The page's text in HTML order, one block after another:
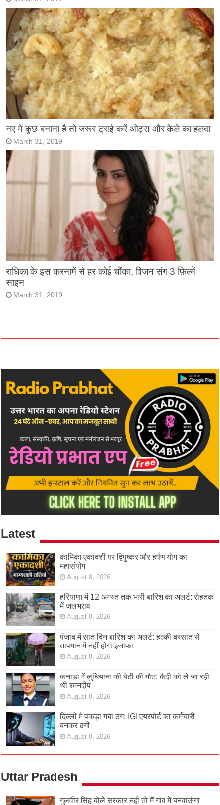
नए में कुछ बनाना है तो जरूर ट्राई करें ओट्स और केले का हलवा
March 31, 2019
राधिका के इस करनामें से हर कोई चौंका, विजन संग 3 फ़िल्में
साइन
March 31, 2019
Latest
कामिका एकादशी पर द्विपुष्कर और हर्षण योग का
महासंयोग
August 8, 2026
हरियाणा में 12 अगस्त तक भारी बारिश का अलर्ट: रोहतक
में जलभराव
August 8, 2026
पंजाब में सात दिन बारिश का अलर्ट: हल्की बरसात से
तापमान में नहीं होगा इजाफा
August 8, 2026
कनाडा में लुधियाना की बेटी की माैत: कैदी को ले जा रही
थीं रमनदीप
August 8, 2026
दिल्ली में पकड़ा गया ठग: IGI एयरपोर्ट का कर्मचारी
बनकर ठगी
August 8, 2026
Uttar Pradesh
गुलवीर सिंह बोले सरकार नहीं तो मैं गांव में बनवाऊंगा